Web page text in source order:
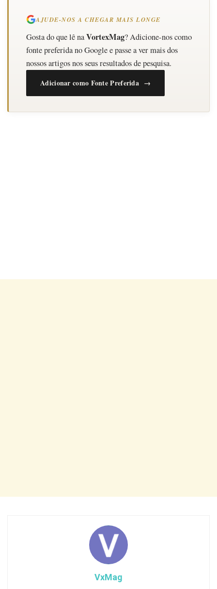
AJUDE-NOS A CHEGAR MAIS LONGE
Gosta do que lê naVortexMag? Adicione-nos como
fonte preferida no Google e passe a ver mais dos
nossos artigos nos seus resultados de pesquisa.
Adicionar como Fonte Preferida →
VxMag